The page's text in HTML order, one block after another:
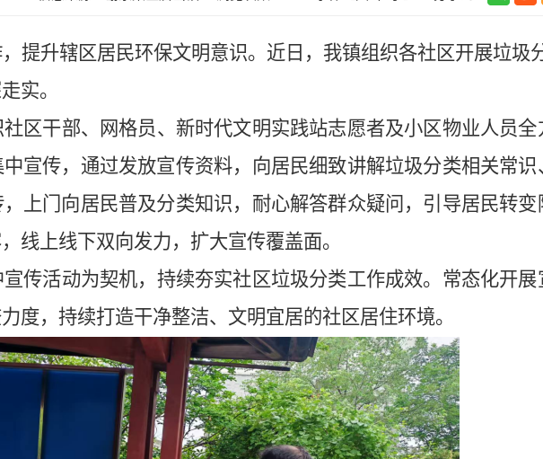
提升辖区居民环保文明意识。 近日，我镇组织各社区开展垃圾
实。
区干部、网格员、新时代文明实践站志愿者及小区物业人员
宣传，通过发放宣传资料，向居民细致讲解垃圾分类相关常
上门向居民普及分类知识，耐心解答群众疑问，引导居民转
线上线下双向发力，扩大宣传覆盖面。
传活动为契机，持续夯实社区垃圾分类工作成效。常态化开
度，持续打造干净整洁、文明宜居的社区居住环境。